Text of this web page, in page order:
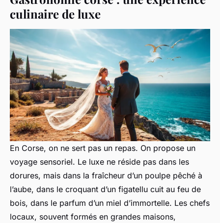
culinaire de luxe
En Corse, on ne sert pas un repas. On propose un
voyage sensoriel. Le luxe ne réside pas dans les
dorures, mais dans la fraîcheur d’un poulpe pêché à
l’aube, dans le croquant d’un figatellu cuit au feu de
bois, dans le parfum d’un miel d’immortelle. Les chefs
locaux, souvent formés en grandes maisons,